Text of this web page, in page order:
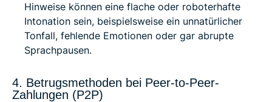
Hinweise können eine flache oder roboterhafte
Intonation sein, beispielsweise ein unnatürlicher
Tonfall, fehlende Emotionen oder gar abrupte
Sprachpausen.
4. Betrugsmethoden bei Peer-to-Peer-
Zahlungen (P2P)